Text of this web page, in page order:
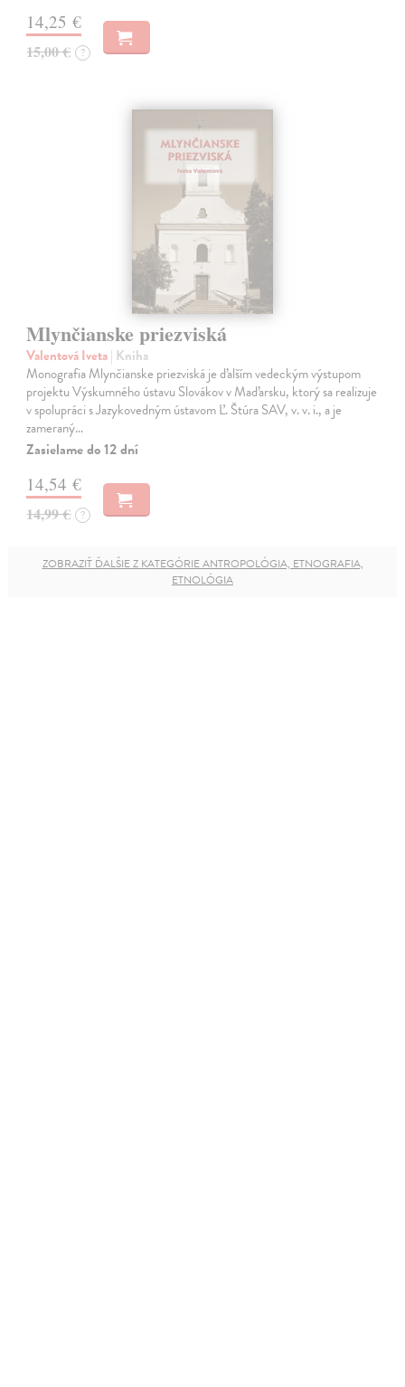
14,25 €
15,00 € ?
Mlynčianske priezviská
Valentová Iveta| Kniha
Monografia Mlynčianske priezviská je ďalším vedeckým výstupom
projektu Výskumného ústavu Slovákov v Maďarsku, ktorý sa realizuje
v spolupráci s Jazykovedným ústavom Ľ. Štúra SAV, v. v. i., a je
zameraný…
Zasielame do 12 dní
14,54 €
14,99 € ?
ZOBRAZIŤ ĎALŠIE Z KATEGÓRIE ANTROPOLÓGIA, ETNOGRAFIA,
ETNOLÓGIA